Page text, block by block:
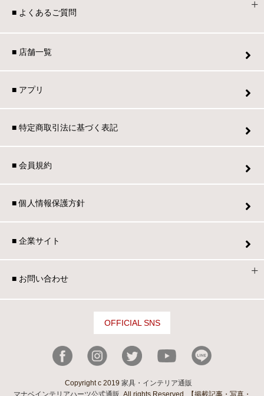
■ よくあるご質問
■ 店舗一覧
■ アプリ
■ 特定商取引法に基づく表記
■ 会員規約
■ 個人情報保護方針
■ 企業サイト
■ お問い合わせ
OFFICIAL SNS
Copyright c 2019 家具・インテリア通販
マナベインテリアハーツ公式通販 . All rights Reserved. 【掲載記事・写真・